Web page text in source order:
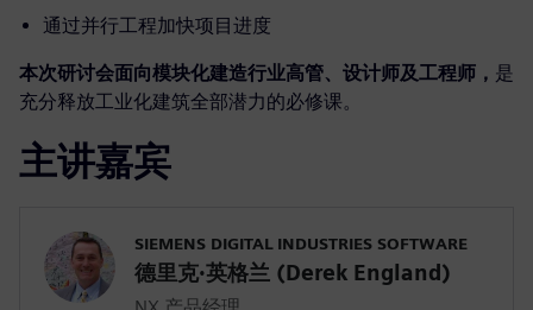
通过并行工程加快项目进度
本次研讨会面向模块化建造行业高管、设计师及工程师， 是
充分释放工业化建筑全部潜力的必修课。
主讲嘉宾
SIEMENS DIGITAL INDUSTRIES SOFTWARE
德里克·英格兰 (Derek England)